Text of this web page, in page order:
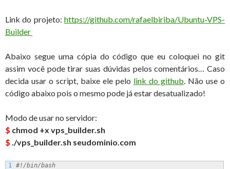
Link do projeto: https://github.com/rafaelbiriba/Ubuntu-VPS-
Builder
Abaixo segue uma cópia do código que eu coloquei no git
assim você pode tirar suas dúvidas pelos comentários… Caso
decida usar o script, baixe ele pelo link do github. Não use o
código abaixo pois o mesmo pode já estar desatualizado!
Modo de usar no servidor:
$ chmod +x vps_builder.sh
$ ./vps_builder.sh seudominio.com
1 #!/bin/bash